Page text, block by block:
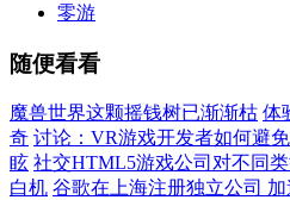
零游
随便看看
魔兽世界这颗摇钱树已渐渐枯 体
奇 讨论：VR游戏开发者如何避免
眩 社交HTML5游戏公司对不同
白机 谷歌在上海注册独立公司 加